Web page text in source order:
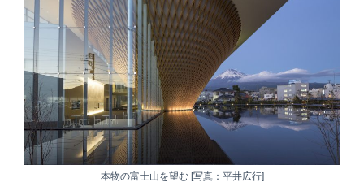
本物の富士山を望む [写真：平井広行]